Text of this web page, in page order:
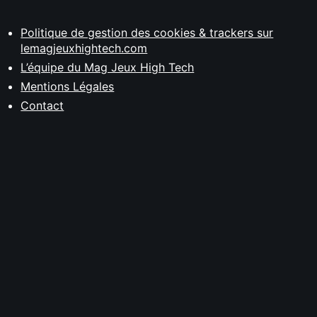
Politique de gestion des cookies & trackers sur
lemagjeuxhightech.com
L’équipe du Mag Jeux High Tech
Mentions Légales
Contact